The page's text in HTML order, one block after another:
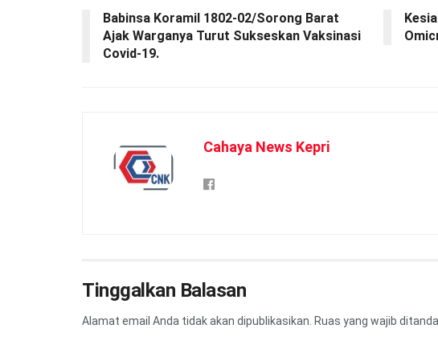
Babinsa Koramil 1802-02/Sorong Barat
Ajak Warganya Turut Sukseskan Vaksinasi
Covid-19.
Cahaya News Kepri
Tinggalkan Balasan
Alamat email Anda tidak akan dipublikasikan. Ruas yang wajib